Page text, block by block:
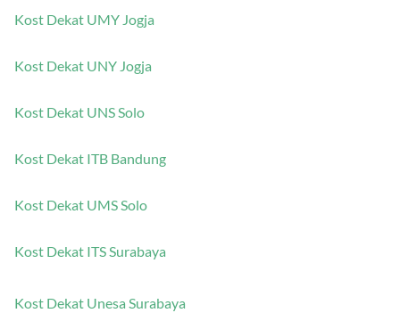
Kost Dekat UMY Jogja
Kost Dekat UNY Jogja
Kost Dekat UNS Solo
Kost Dekat ITB Bandung
Kost Dekat UMS Solo
Kost Dekat ITS Surabaya
Kost Dekat Unesa Surabaya